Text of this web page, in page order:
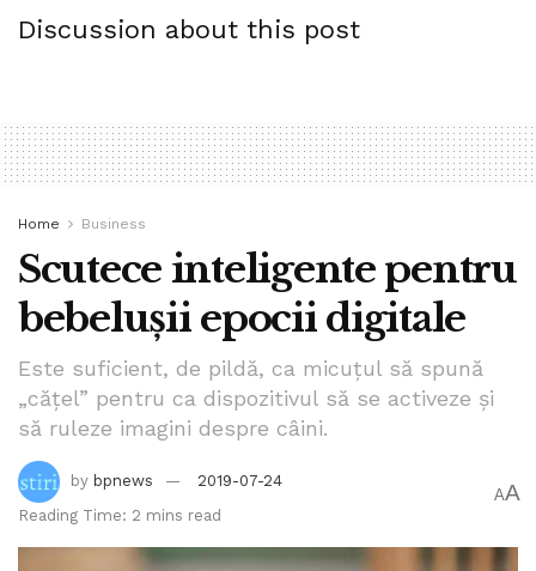
Trimite
Tags: bpnews Madalina Horj
Discussion about this post
Home Business
Scutece inteligente pentru
bebelușii epocii digitale
Este suficient, de pildă, ca micuțul să spună
„cățel” pentru ca dispozitivul să se activeze și
să ruleze imagini despre câini.
by bpnews
2019-07-24
Reading Time: 2 mins read
AA